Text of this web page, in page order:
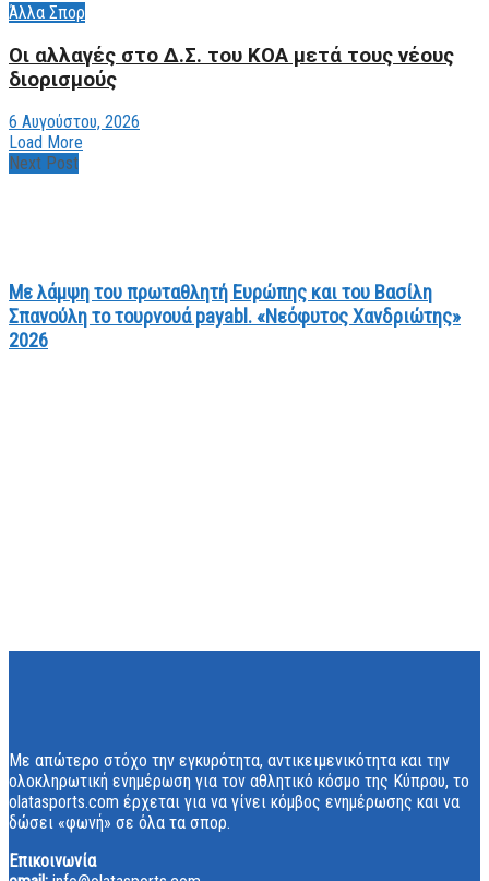
Άλλα Σπορ
Οι αλλαγές στο Δ.Σ. του ΚΟΑ μετά τους νέους
διορισμούς
6 Αυγούστου, 2026
Load More
Next Post
Με λάμψη του πρωταθλητή Ευρώπης και του Βασίλη
Σπανούλη το τουρνουά payabl. «Νεόφυτος Χανδριώτης»
2026
Με απώτερο στόχο την εγκυρότητα, αντικειμενικότητα και την
ολοκληρωτική ενημέρωση για τον αθλητικό κόσμο της Κύπρου, το
olatasports.com έρχεται για να γίνει κόμβος ενημέρωσης και να
δώσει «φωνή» σε όλα τα σπορ.
Επικοινωνία